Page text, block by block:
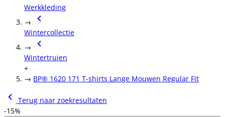
Werkkleding
→
Wintercollectie
→
Wintertruien
+
→ BP® 1620 171 T-shirts Lange Mouwen Regular Fit
Terug naar zoekresultaten
-15%